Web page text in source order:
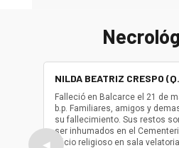
◀
NILDA BEATRIZ CRESPO
Falleció en Balcarce el 21 de
b.p. Familiares, amigos y
su fallecimiento. Sus restos
ser inhumados en el
oficio religioso en sala